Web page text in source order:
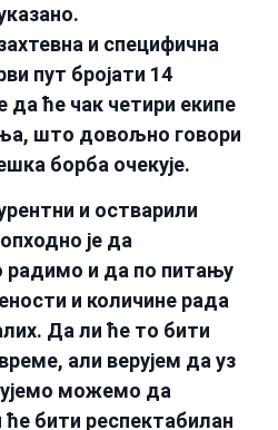
и специфична
пут бројати 14
да ће чак четири екипе
што довољно говори
борба очекује.
и остварили
је да
радимо и да по питању
и количине рада
Да ли ће то бити
али верујем да уз
можемо да
бити респектабилан